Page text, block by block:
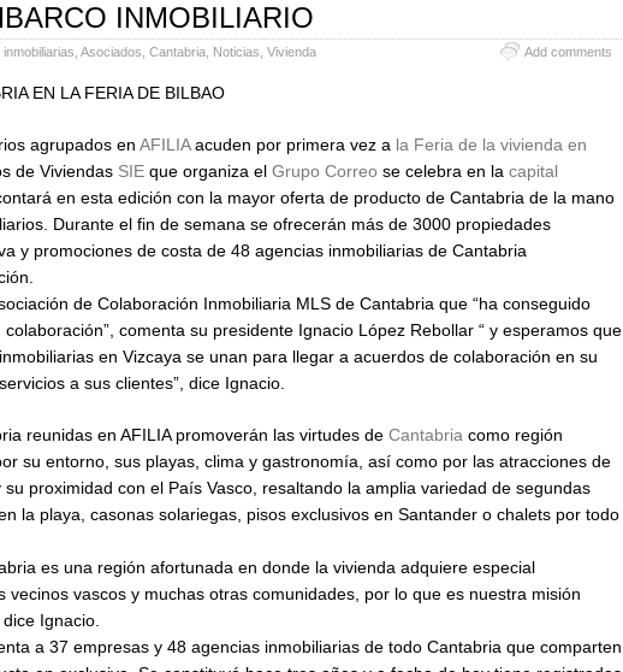
INMOBILIARIO
Asociados Cantabria Noticias Vivienda Add comments
EN LA FERIA DE BILBAO
agrupados en AFILIAacuden por primera vez a la Feria de la vivienda en
de Viviendas SIE que organiza el Grupo Correo se celebra en la capital
en esta edición con la mayor oferta de producto de Cantabria de la mano
Durante el fin de semana se ofrecerán más de 3000 propiedades
y promociones de costa de 48 agencias inmobiliarias de Cantabria
de Colaboración Inmobiliaria MLS de Cantabria que “ha conseguido
comenta su presidente Ignacio López Rebollar “ y esperamos que
en Vizcaya se unan para llegar a acuerdos de colaboración en su
a sus clientes”, dice Ignacio.
reunidas en AFILIA promoverán las virtudes de Cantabria como región
su entorno, sus playas, clima y gastronomía, así como por las atracciones de
proximidad con el País Vasco, resaltando la amplia variedad de segundas
la playa, casonas solariegas, pisos exclusivos en Santander o chalets por todo
es una región afortunada en donde la vivienda adquiere especial
vecinos vascos y muchas otras comunidades, por lo que es nuestra misión
Ignacio.
a 37 empresas y 48 agencias inmobiliarias de todo Cantabria que comparten